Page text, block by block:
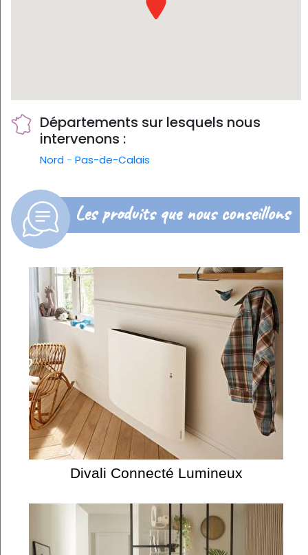
Départements sur lesquels nous
intervenons :
Nord - Pas-de-Calais
Les produits que nous conseillons
Divali Connecté Lumineux